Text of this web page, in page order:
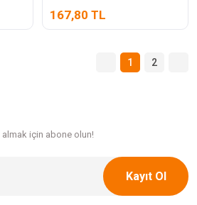
167,80 TL
1 2
almak için abone olun!
Kayıt Ol